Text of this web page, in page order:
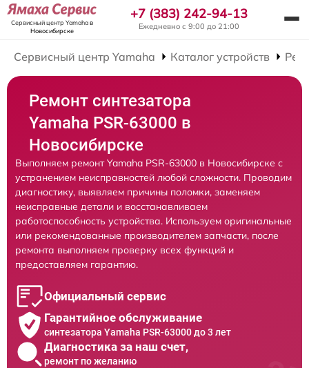
Сервисный центр Yamahaв
Новосибирске
+7 (383) 242-94-13
Ежедневно с 9:00 до 21:00
Сервисный центр Yamaha Каталог устройств
Ремонт синтезатора
Yamaha PSR-63000 в
Новосибирске
Выполняем ремонт Yamaha PSR-63000 в Новосибирске с
устранением неисправностей любой сложности. Проводим
диагностику, выявляем причины поломки, заменяем
неисправные детали и восстанавливаем
работоспособность устройства. Используем оригинальные
или рекомендованные производителем запчасти, после
ремонта выполняем проверку всех функций и
предоставляем гарантию.
Официальный сервис
Гарантийное обслуживание
синтезатора Yamaha PSR-63000 до 3 лет
Диагностика за наш счет,
ремонт по желанию